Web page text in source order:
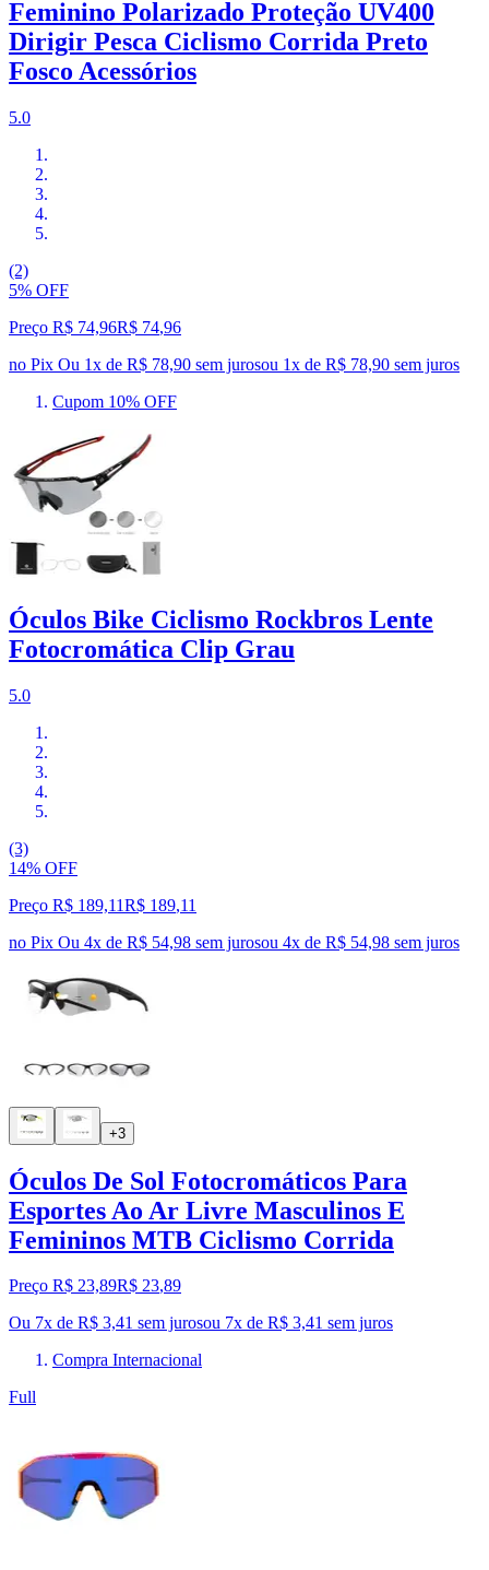
Feminino Polarizado Proteção UV400
Dirigir Pesca Ciclismo Corrida Preto
Fosco Acessórios
5.0
(2)
5% OFF
Preço R$ 74,96R$ 74,96
no Pix Ou 1x de R$ 78,90 sem jurosou 1x de R$ 78,90 sem juros
Cupom 10% OFF
Óculos Bike Ciclismo Rockbros Lente
Fotocromática Clip Grau
5.0
(3)
14% OFF
Preço R$ 189,11R$ 189,11
no Pix Ou 4x de R$ 54,98 sem jurosou 4x de R$ 54,98 sem juros
+3
Óculos De Sol Fotocromáticos Para
Esportes Ao Ar Livre Masculinos E
Femininos MTB Ciclismo Corrida
Preço R$ 23,89R$ 23,89
Ou 7x de R$ 3,41 sem jurosou 7x de R$ 3,41 sem juros
Compra Internacional
Full